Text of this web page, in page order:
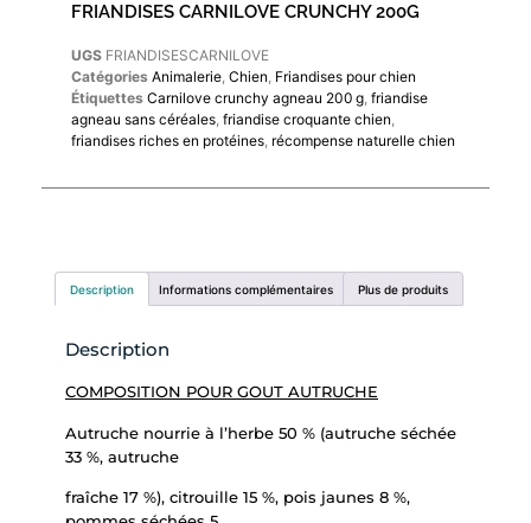
FRIANDISES CARNILOVE CRUNCHY 200G
UGS FRIANDISESCARNILOVE
Catégories Animalerie, Chien, Friandises pour chien
Étiquettes Carnilove crunchy agneau 200 g, friandise
agneau sans céréales, friandise croquante chien,
friandises riches en protéines, récompense naturelle chien
Description Informations complémentaires Plus de produits
Description
COMPOSITION POUR GOUT AUTRUCHE
Autruche nourrie à l’herbe 50 % (autruche séchée
33 %, autruche
fraîche 17 %), citrouille 15 %, pois jaunes 8 %,